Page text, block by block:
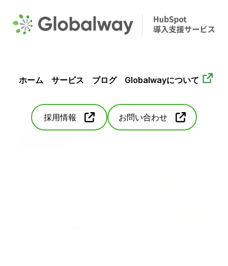
ホーム サービス ブログ Globalwayについて
採用情報 お問い合わせ